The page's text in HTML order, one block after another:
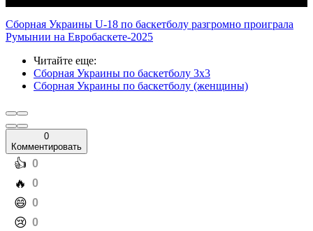
Сборная Украины U-18 по баскетболу разгромно проиграла
Румынии на Евробаскете-2025
Читайте еще:
Сборная Украины по баскетболу 3х3
Сборная Украины по баскетболу (женщины)
0
Комментировать
️👍 0
️🔥 0
️😄 0
️😢 0